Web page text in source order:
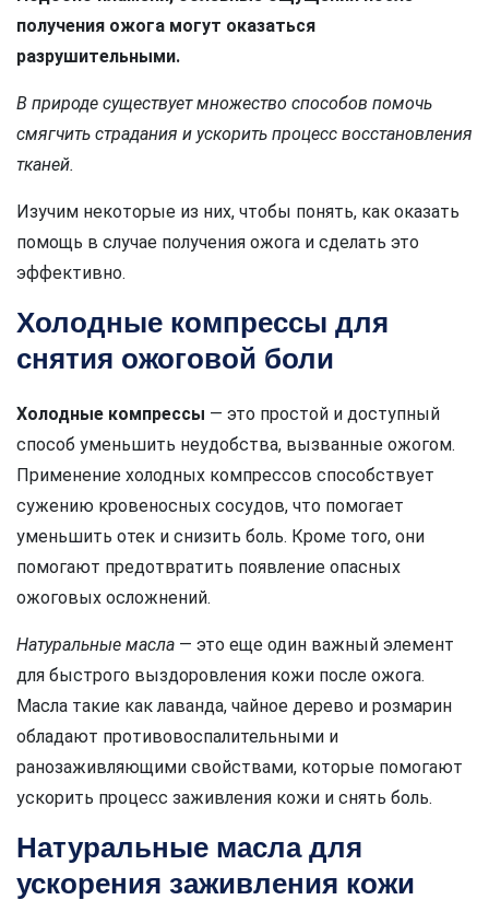
получения ожога могут оказаться
разрушительными.
В природе существует множество способов помочь
смягчить страдания и ускорить процесс восстановления
тканей.
Изучим некоторые из них, чтобы понять, как оказать
помощь в случае получения ожога и сделать это
эффективно.
Холодные компрессы для
снятия ожоговой боли
Холодные компрессы — это простой и доступный
способ уменьшить неудобства, вызванные ожогом.
Применение холодных компрессов способствует
сужению кровеносных сосудов, что помогает
уменьшить отек и снизить боль. Кроме того, они
помогают предотвратить появление опасных
ожоговых осложнений.
Натуральные масла — это еще один важный элемент
для быстрого выздоровления кожи после ожога.
Масла такие как лаванда, чайное дерево и розмарин
обладают противовоспалительными и
ранозаживляющими свойствами, которые помогают
ускорить процесс заживления кожи и снять боль.
Натуральные масла для
ускорения заживления кожи